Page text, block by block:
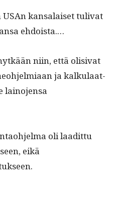
USAn kansalaiset tuli­vat
ehdoista.…
niin, että oli­si­vat
ja kalku­laat­
lain­o­jen­sa
oli laa­dit­tu
eikä